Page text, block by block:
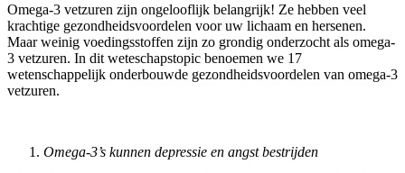
Omega-3 vetzuren zijn ongelooflijk belangrijk! Ze hebben veel
krachtige gezondheidsvoordelen voor uw lichaam en hersenen.
Maar weinig voedingsstoffen zijn zo grondig onderzocht als omega-
3 vetzuren. In dit weteschapstopic benoemen we 17
wetenschappelijk onderbouwde gezondheidsvoordelen van omega-3
vetzuren.
Omega-3’s kunnen depressie en angst bestrijden